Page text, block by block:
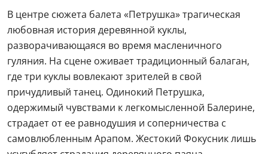
Роман Малышев, Ярослав Байбордин и Максим
Изместьев.
Помимо «Танцсцен» в программе вечера
одноактных балетов на музыку Стравинского
«Петрушка» в хореографииМихаила Фокина
«Концертные танцы»Александра Сергеева.
В центре сюжета балета «Петрушка» трагическая
любовная история деревянной куклы,